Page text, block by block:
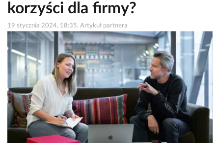
korzyści dla firmy?
19 stycznia 2024, 18:35, Artykuł partnera